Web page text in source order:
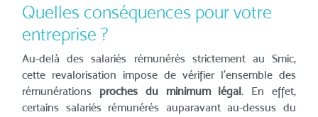
Quelles conséquences pour votre
entreprise ?
Au-delà des salariés rémunérés strictement au Smic,
cette revalorisation impose de vérifier l’ensemble des
rémunérations proches du minimum légal. En effet,
certains salariés rémunérés auparavant au-dessus du